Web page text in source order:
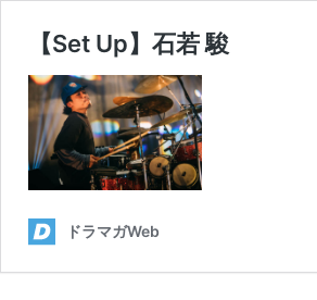
【Set Up】石若 駿
ドラマガWeb